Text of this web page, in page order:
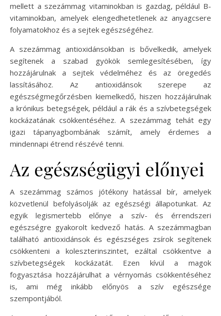
mellett a szezámmag vitaminokban is gazdag, például B-
vitaminokban, amelyek elengedhetetlenek az anyagcsere
folyamatokhoz és a sejtek egészségéhez.
A szezámmag antioxidánsokban is bővelkedik, amelyek
segítenek a szabad gyökök semlegesítésében, így
hozzájárulnak a sejtek védelméhez és az öregedés
lassításához. Az antioxidánsok szerepe az
egészségmegőrzésben kiemelkedő, hiszen hozzájárulnak
a krónikus betegségek, például a rák és a szívbetegségek
kockázatának csökkentéséhez. A szezámmag tehát egy
igazi tápanyagbombának számít, amely érdemes a
mindennapi étrend részévé tenni.
Az egészségügyi előnyei
A szezámmag számos jótékony hatással bír, amelyek
közvetlenül befolyásolják az egészségi állapotunkat. Az
egyik legismertebb előnye a szív- és érrendszeri
egészségre gyakorolt kedvező hatás. A szezámmagban
található antioxidánsok és egészséges zsírok segítenek
csökkenteni a koleszterinszintet, ezáltal csökkentve a
szívbetegségek kockázatát. Ezen kívül a magok
fogyasztása hozzájárulhat a vérnyomás csökkentéséhez
is, ami még inkább előnyös a szív egészsége
szempontjából.